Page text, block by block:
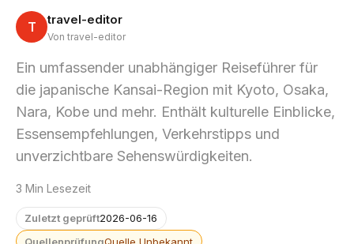
T travel-editor
Von travel-editor
Ein umfassender unabhängiger Reiseführer für
die japanische Kansai-Region mit Kyoto, Osaka,
Nara, Kobe und mehr. Enthält kulturelle Einblicke,
Essensempfehlungen, Verkehrstipps und
unverzichtbare Sehenswürdigkeiten.
3 Min Lesezeit
Zuletzt geprüft2026-06-16
QuellenprüfungQuelle Unbekannt